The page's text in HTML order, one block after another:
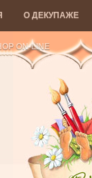
О ДЕКУПАЖЕ
ON-LINE